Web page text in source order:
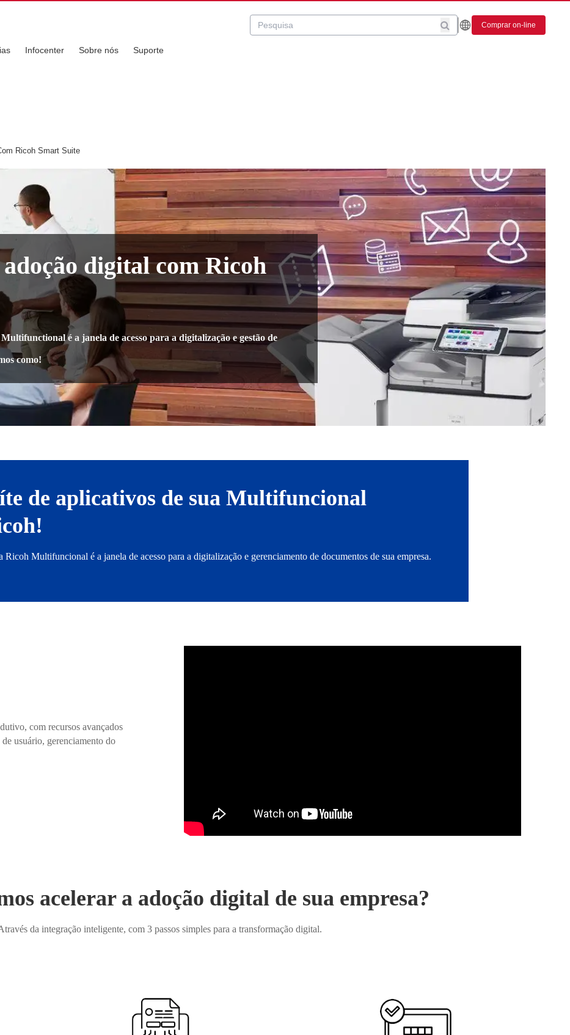
Comprar on-line
Infocenter Sobre nós Suporte
Ricoh Smart Suite
digital com Ricoh
é a janela de acesso para a digitalização e gestão de
como!
de aplicativos de sua Multifuncional
Multifuncional é a janela de acesso para a digitalização e gerenciamento de documentos de sua empresa.
com recursos avançados
usuário, gerenciamento do
acelerar a adoção digital de sua empresa?
da integração inteligente, com 3 passos simples para a transformação digital.